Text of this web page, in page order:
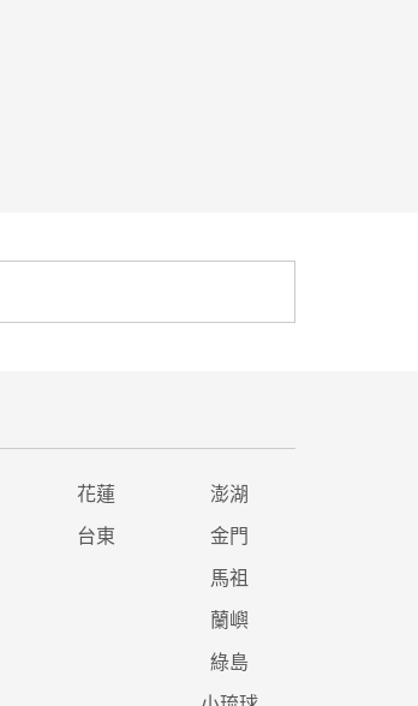
花蓮 澎湖
台東 金門
馬祖
蘭嶼
綠島